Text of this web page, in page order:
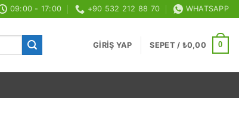
09:00 - 17:00 +90 532 212 88 70 WHATSAPP
GIRIŞ YAP SEPET / ₺0,00 0